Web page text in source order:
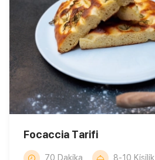
Focaccia Tarifi
70 Dakika 8-10 Kişilik